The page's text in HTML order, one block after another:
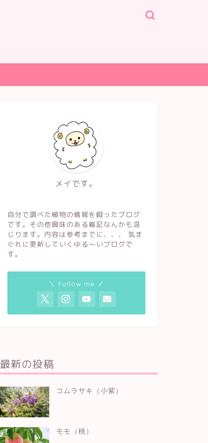
メイです。
自分で調べた植物の情報を綴ったブログ
です。その他興味のある雑記なんかも混
じります。内容は参考までに、、、 気ま
ぐれに更新していくゆる〜いブログで
す。
＼ Follow me ／
最新の投稿
コムラサキ（小紫）
モモ（桃）